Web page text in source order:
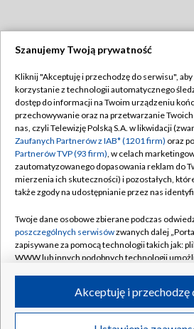
TVP
Abonament TVP
Emisja w TVP
Centrum informacji TVP
Naziemna Telewizja Cyfrowa
Rada Programowa
System NOS
Informacje o nadawcy
Program dla prasy
Regulamin
Polityka
Moje zgody
Pomoc
Kontakt
Kanały
©2026 Telewizja Polska
Szanujemy Twoją prywatność
Kliknij "Akceptuję i przechodzę do serwisu",
korzystanie z technologii automatycznego
dostęp do informacji na Twoim urządzeniu
przechowywanie oraz na przetwarzanie
nas, czyli Telewizję Polską S.A. w likwidacji
Zaufanych Partnerów z IAB* (1201 firm) oraz
Partnerów TVP (93 firm), w celach
zautomatyzowanego dopasowania reklam do
mierzenia ich skuteczności) i pozostałych,
także zgody na udostępnianie przez nas
Twoje dane osobowe zbierane podczas
poszczególnych serwisówzwanych dalej
zapisywane za pomocą technologii takich jak:
WWW lub innych podobnych technologii
ruchu w Internecie.
Twoje dane osobowe zbierane podczas
Akceptuję i przechodzę